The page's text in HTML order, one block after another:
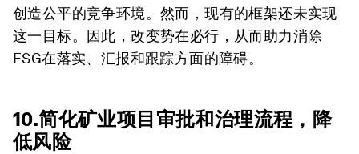
创造公平的竞争环境。然而，现有的框架还未实现
这一目标。因此，改变势在必行，从而助力消除
ESG在落实、汇报和跟踪方面的障碍。
10.简化矿业项目审批和治理流程，降
低风险